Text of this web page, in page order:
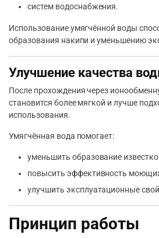
систем водоснабжения.
Использование умягчённой воды
образования накипи и уменьшению
Улучшение качества
После прохождения через
становится более мягкой и лучше
использования.
Умягчённая вода помогает:
уменьшить образование
повысить эффективность
улучшить эксплуатационные
Принцип работы